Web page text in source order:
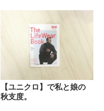
【ユニクロ】で私と娘の
秋支度。